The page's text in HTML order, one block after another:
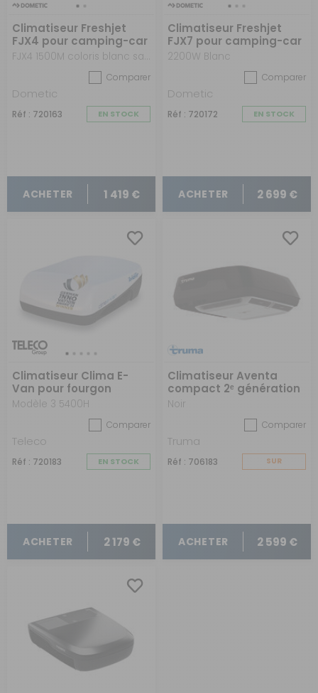
Climatiseur Freshjet
FJX4 pour camping-car
Comparer
Dometic
Réf : 720163 EN STOCK
ACHETER 1 419 €
Climatiseur Freshjet
FJX7 pour camping-car
2200W Blanc
Comparer
Dometic
Réf : 720172 EN STOCK
ACHETER 2 699 €
Climatiseur Clima E-
Van pour fourgon
aménagé
Modèle 3 5400H
Comparer
Teleco
Réf : 720183 EN STOCK
ACHETER 2 179 €
Climatiseur Aventa
compact 2ᵉ génération
Noir
Comparer
Truma
Réf : 706183
SUR
ACHETER 2 599 €